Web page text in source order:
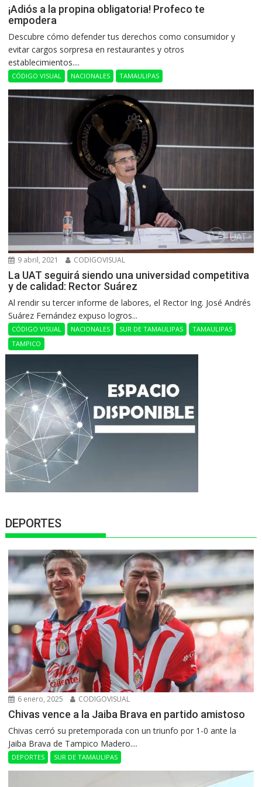
¡Adiós a la propina obligatoria! Profeco te
empodera
Descubre cómo defender tus derechos como consumidor y
evitar cargos sorpresa en restaurantes y otros
establecimientos....
CÓDIGO VISUAL NACIONALES TAMAULIPAS
9 abril, 2021 CODIGOVISUAL
La UAT seguirá siendo una universidad competitiva
y de calidad: Rector Suárez
Al rendir su tercer informe de labores, el Rector Ing. José Andrés
Suárez Fernández expuso logros...
CÓDIGO VISUAL NACIONALES SUR DE TAMAULIPAS
TAMAULIPAS
TAMPICO
DEPORTES
6 enero, 2025 CODIGOVISUAL
Chivas vence a la Jaiba Brava en partido amistoso
Chivas cerró su pretemporada con un triunfo por 1-0 ante la
Jaiba Brava de Tampico Madero....
DEPORTES SUR DE TAMAULIPAS